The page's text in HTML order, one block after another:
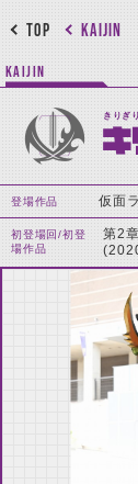
KAIJIN
TOP
KAIJIN
きりぎ
キ
登場作品 仮面
初登場回/初登
場作品
第2